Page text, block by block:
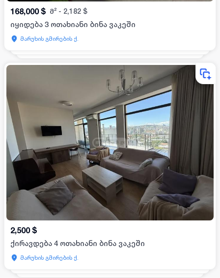
168,000 $ მ² - 2,182 $
იყიდება 3 ოთახიანი ბინა ვაკეში
მარუხის გმირების ქ.
2,500 $
ქირავდება 4 ოთახიანი ბინა ვაკეში
მარუხის გმირების ქ.